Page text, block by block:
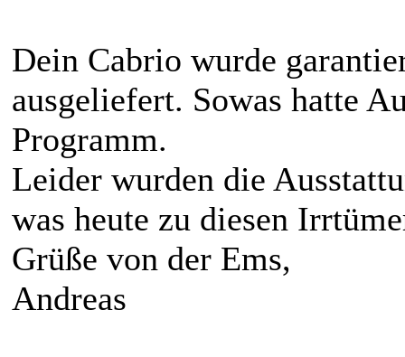
Dein Cabrio wurde
ausgeliefert. Sowas hatte
Programm.
Leider wurden die
was heute zu diesen
Grüße von der Ems,
Andreas